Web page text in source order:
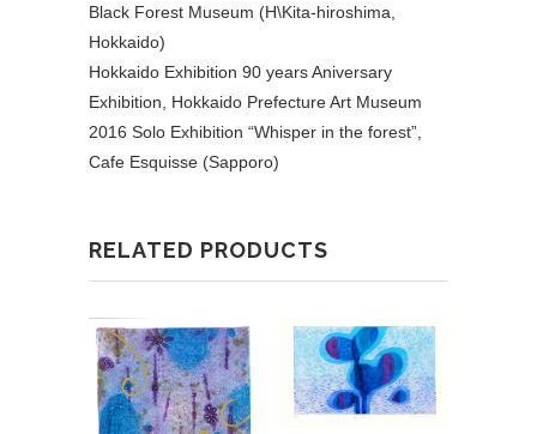
Black Forest Museum (H\Kita-hiroshima,
Hokkaido)
Hokkaido Exhibition 90 years Aniversary
Exhibition, Hokkaido Prefecture Art Museum
2016 Solo Exhibition “Whisper in the forest”,
Cafe Esquisse (Sapporo)
RELATED PRODUCTS